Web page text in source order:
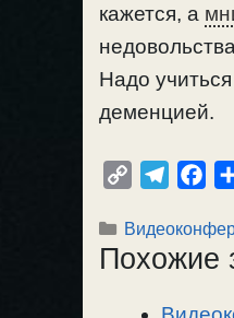
кажется, а
Надо
деменцией.
p
y
l
e
c
e
Рубрики
Похожие